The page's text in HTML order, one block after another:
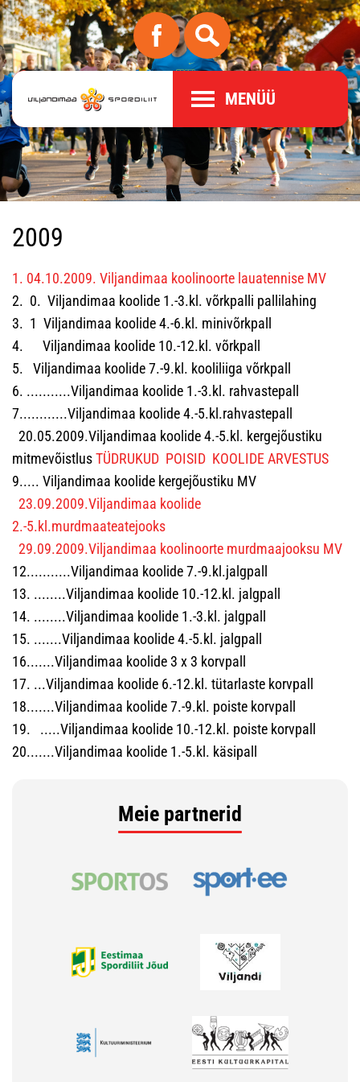
MENÜÜ
2009
1. 04.10.2009. Viljandimaa koolinoorte lauatennise MV
2. 0. Viljandimaa koolide 1.-3.kl. võrkpalli pallilahing
3. 1 Viljandimaa koolide 4.-6.kl. minivõrkpall
4. Viljandimaa koolide 10.-12.kl. võrkpall
5. Viljandimaa koolide 7.-9.kl. kooliliiga võrkpall
6. ...........Viljandimaa koolide 1.-3.kl. rahvastepall
7............Viljandimaa koolide 4.-5.kl.rahvastepall
20.05.2009.Viljandimaa koolide 4.-5.kl. kergejõustiku
mitmevõistlusTÜDRUKUD POISID KOOLIDE ARVESTUS
9..... Viljandimaa koolide kergejõustiku MV
23.09.2009.Viljandimaa koolide
2.-5.kl.murdmaateatejooks
29.09.2009.Viljandimaa koolinoorte murdmaajooksu MV
12...........Viljandimaa koolide 7.-9.kl.jalgpall
13. ........Viljandimaa koolide 10.-12.kl. jalgpall
14. ........Viljandimaa koolide 1.-3.kl. jalgpall
15. .......Viljandimaa koolide 4.-5.kl. jalgpall
16.......Viljandimaa koolide 3 x 3 korvpall
17. ...Viljandimaa koolide 6.-12.kl. tütarlaste korvpall
18.......Viljandimaa koolide 7.-9.kl. poiste korvpall
19. .....Viljandimaa koolide 10.-12.kl. poiste korvpall
20.......Viljandimaa koolide 1.-5.kl. käsipall
Meie partnerid